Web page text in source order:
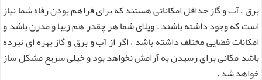
برق ، آب و گاز حداقل امکاناتی هستند که برای فراهم بودن رفاه شما نیاز
است که وجود داشته باشند . ویلای شما هر چقدر هم زیبا و مدرن باشد و
امکانات فضایی مختلف داشته باشد ، اگر از آب و برق و گاز بهره ای نبرده
باشد مکانی برای رسیدن به آرامش نخواهد بود و خیلی سریع مشکل ساز
خواهد شد .